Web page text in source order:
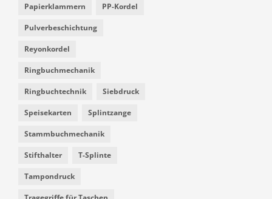
Papierklammern PP-Kordel
Pulverbeschichtung
Reyonkordel
Ringbuchmechanik
Ringbuchtechnik Siebdruck
Speisekarten Splintzange
Stammbuchmechanik
Stifthalter T-Splinte
Tampondruck